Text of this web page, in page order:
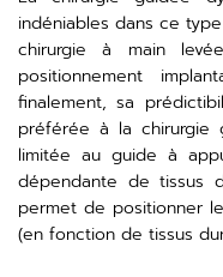
indéniables dans ce
chirurgie à main
positionnement
finalement, sa
préférée à la chirurgie
limitée au guide à
dépendante de tissus
permet de positionner
(en fonction de tissus